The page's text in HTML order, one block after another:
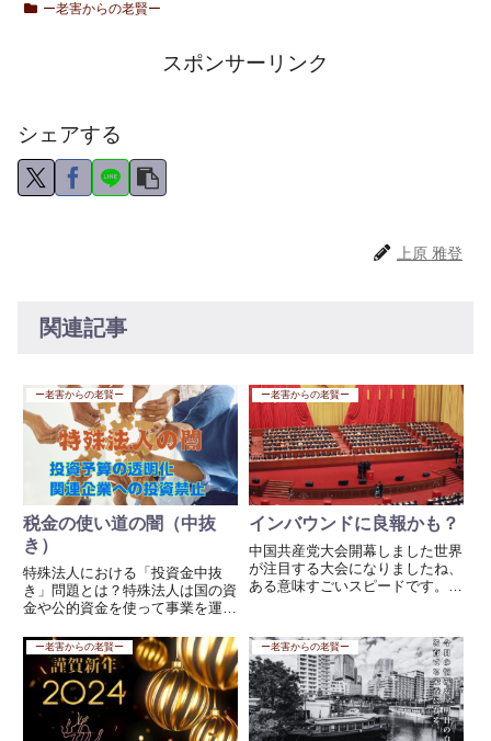
ー老害からの老賢ー
スポンサーリンク
シェアする
上原 雅登
関連記事
ー老害からの老賢ー
税金の使い道の闇（中抜
き）
特殊法人における「投資金中抜
き」問題とは？特殊法人は国の資
金や公的資金を使って事業を運営
なりやすく、**「中抜き」（不当
な中間搾取）**の温床になりやす
いと言われています。特に、政府
が出資する投資資金や補助金が...
ー老害からの老賢ー
インバウンドに良報かも？
中国共産党大会開幕しました世界
が注目する大会になりましたね、
ある意味すごいスピードです。私
こまでのスピードを！世界がそう
でしょう、繁栄する要素は多くあ
りましたがここまで早くです
ね。...
ー老害からの老賢ー ー老害からの老賢ー